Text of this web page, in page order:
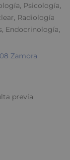
Psicología,
Radiología
Endocrinología,
Zamora
previa